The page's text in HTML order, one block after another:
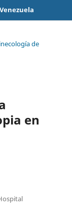
de
en